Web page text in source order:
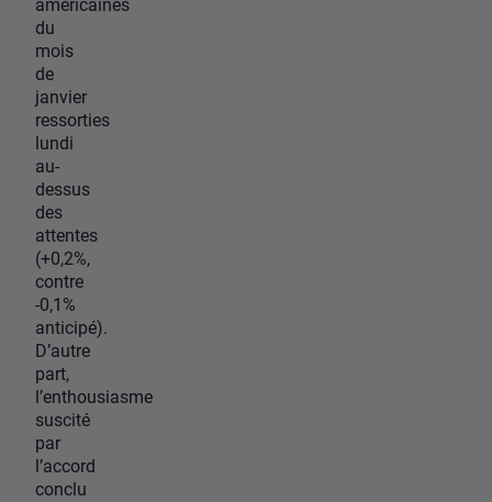
du
mois
de
janvier
ressorties
lundi
au-
dessus
des
attentes
(+0,2%,
contre
-0,1%
anticipé).
D’autre
part,
l’enthousiasme
suscité
par
l’accord
conclu